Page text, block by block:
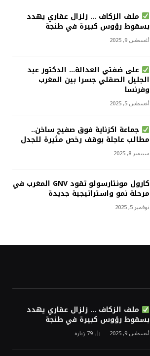
ملف الزكاف … زلزال عقاري يهدد
بسقوط رؤوس كبيرة في طنجة
أغسطس 9, 2025
على ضفتي العدالة… الدكتور عبد
الجليل الصقلي جسرا بين المغرب
وفرنسا
أغسطس 5, 2025
جماعة اكزناية فوق صفيح ساخن..
مطالب عاجلة بوقف رخص مثيرة للجدل
سبتمبر 8, 2025
كارول مونتارسولو تقود GNV المغرب في
مرحلة نمو واستراتيجية جديدة
نوفمبر 5, 2025
ملف الزكاف … زلزال عقاري يهدد
بسقوط رؤوس كبيرة في طنجة
أغسطس 9, 2025 79 زيارة